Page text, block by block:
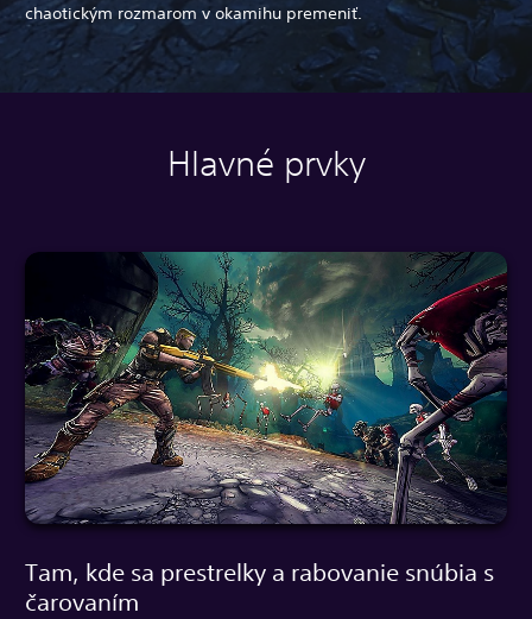
chaotickým rozmarom v okamihu premeniť.
Hlavné prvky
Tam, kde sa prestrelky a rabovanie snúbia s
čarovaním